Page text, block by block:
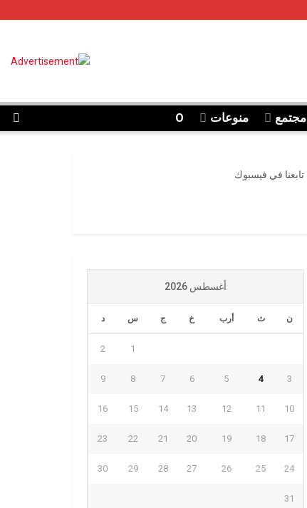
مجتمع منوعات O
تابعنا في فيسبوك
أغسطس 2026
ن ث أرب خ ج س د
1
2
3
4
5
6
7
8
9
10
11
12
13
14
15
16
17
18
19
20
21
22
23
24
25
26
27
28
29
30
31